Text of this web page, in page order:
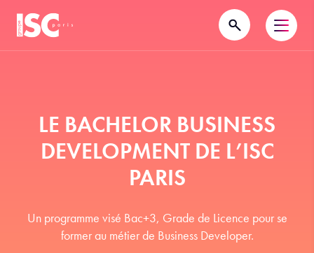
LE BACHELOR BUSINESS
DEVELOPMENT DE L’ISC
PARIS
Un programme visé Bac+3, Grade de Licence pour se
former au métier de Business Developer.